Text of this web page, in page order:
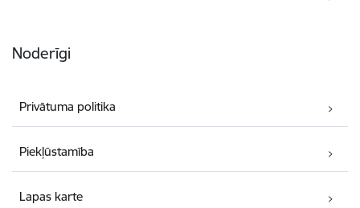
Noderīgi
Privātuma politika
Piekļūstamība
Lapas karte